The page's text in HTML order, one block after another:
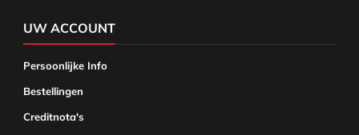
UW ACCOUNT
Persoonlijke Info
Bestellingen
Creditnota's